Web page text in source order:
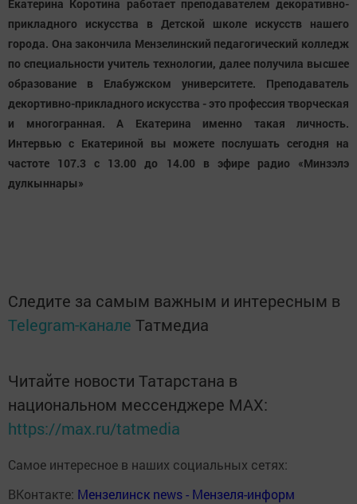
Екатерина Коротина работает преподавателем декоративно-
прикладного искусства в Детской школе искусств нашего
города. Она закончила Мензелинский педагогический колледж
по специальности учитель технологии, далее получила высшее
образование в Елабужском университете. Преподаватель
декортивно-прикладного искусства - это профессия творческая
и многогранная. А Екатерина именно такая личность.
Интервью с Екатериной вы можете послушать сегодня на
частоте 107.3 с 13.00 до 14.00 в эфире радио «Минзэлэ
дулкыннары»
Следите за самым важным и интересным в
Telegram-канале Татмедиа
Читайте новости Татарстана в
национальном мессенджере MАХ:
https://max.ru/tatmedia
Самое интересное в наших социальных сетях:
ВКонтакте: Мензелинск news - Мензеля-информ